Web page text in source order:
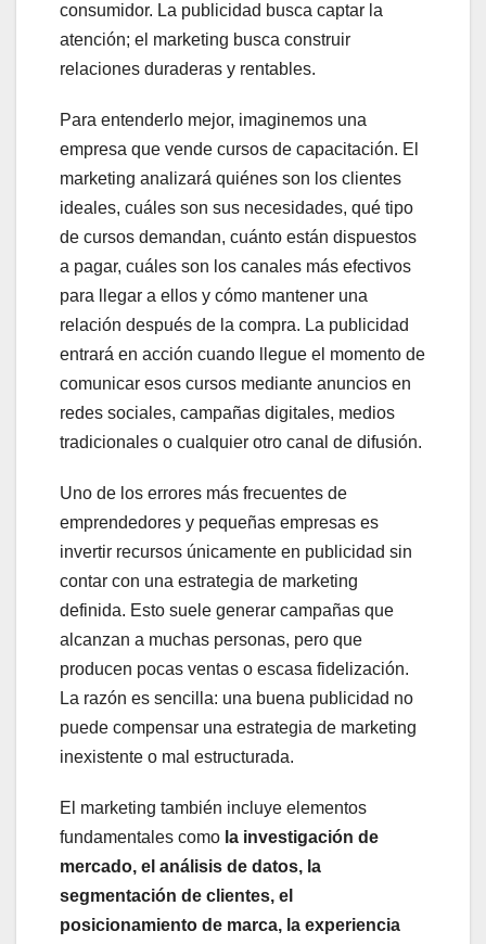
consumidor. La publicidad busca captar la
atención; el marketing busca construir
relaciones duraderas y rentables.
Para entenderlo mejor, imaginemos una
empresa que vende cursos de capacitación. El
marketing analizará quiénes son los clientes
ideales, cuáles son sus necesidades, qué tipo
de cursos demandan, cuánto están dispuestos
a pagar, cuáles son los canales más efectivos
para llegar a ellos y cómo mantener una
relación después de la compra. La publicidad
entrará en acción cuando llegue el momento de
comunicar esos cursos mediante anuncios en
redes sociales, campañas digitales, medios
tradicionales o cualquier otro canal de difusión.
Uno de los errores más frecuentes de
emprendedores y pequeñas empresas es
invertir recursos únicamente en publicidad sin
contar con una estrategia de marketing
definida. Esto suele generar campañas que
alcanzan a muchas personas, pero que
producen pocas ventas o escasa fidelización.
La razón es sencilla: una buena publicidad no
puede compensar una estrategia de marketing
inexistente o mal estructurada.
El marketing también incluye elementos
fundamentales como la investigación de
mercado, el análisis de datos, la
segmentación de clientes, el
posicionamiento de marca, la experiencia